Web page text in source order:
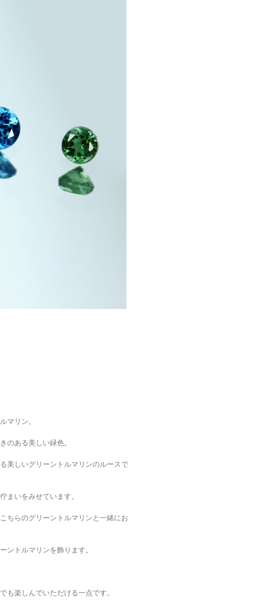
マリン。
のある美しい緑色。
美しいグリーントルマリンのルースで
まいをみせています。
ちらのグリーントルマリンと一緒にお
ントルマリンを飾ります。
も楽しんでいただける一点です。